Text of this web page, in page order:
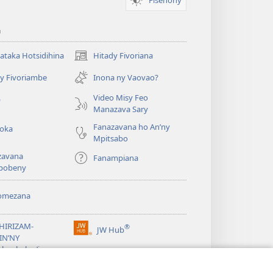
Hotsidihina Hitady Fivoriana
(manokatra
rohy)
Fivoriambe
Inona ny Vaovao?
Video Misy Feo
Manazava Sary
Fanazavana ho An’ny
Mpitsabo
Fanampiana
JW Hub®
(manokatra
rohy)